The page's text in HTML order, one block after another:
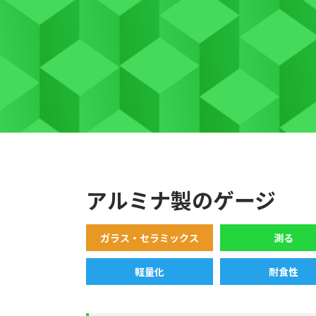
アルミナ製のゲージ
ガラス・セラミックス 測る
軽量化 耐食性